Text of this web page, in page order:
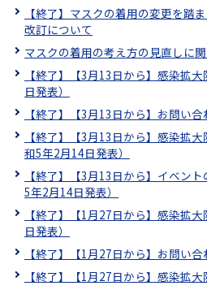
【終了】マスクの着用の変更を踏
改訂について
マスクの着用の考え方の見直しに
【終了】【3月13日から】感染拡
日発表）
【終了】【3月13日から】お問い
【終了】【3月13日から】感染拡
和5年2月14日発表）
【終了】【3月13日から】イベン
5年2月14日発表）
【終了】【1月27日から】感染拡
日発表）
【終了】【1月27日から】お問い
【終了】【1月27日から】感染拡